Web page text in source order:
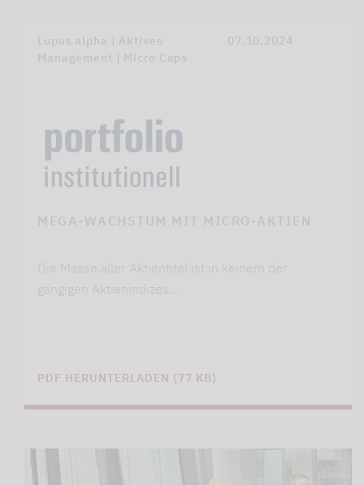
Lupus alpha | Aktives
Management | Micro Caps
07.10.2024
MEGA-WACHSTUM MIT MICRO-AKTIEN
Die Masse aller Aktientitel ist in keinem der
gängigen Aktienindizes…
PDF HERUNTERLADEN (77 KB)